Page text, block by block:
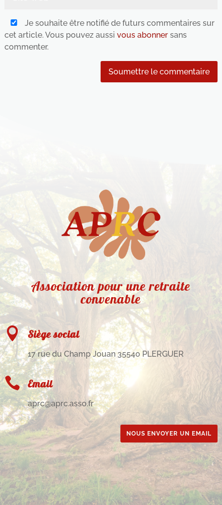
Je souhaite être notifié de futurs commentaires sur
cet article. Vous pouvez aussi vous abonnersans
commenter.
Soumettre le commentaire
Association pour une retraite
convenable
 Siège social
17 rue du Champ Jouan 35540 PLERGUER
 Email
aprc@aprc.asso.fr
NOUS ENVOYER UN EMAIL